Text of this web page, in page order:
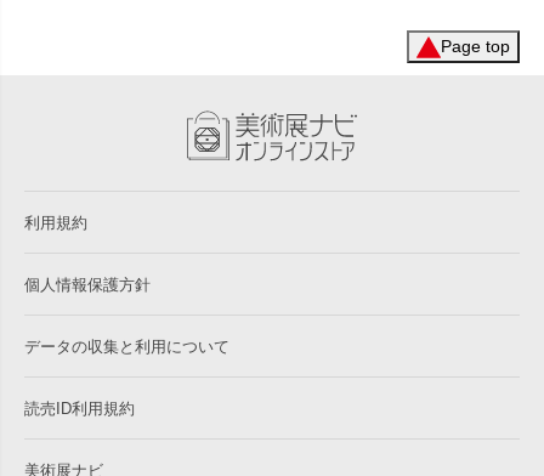
Page top
利用規約
個人情報保護方針
データの収集と利用について
読売ID利用規約
美術展ナビ